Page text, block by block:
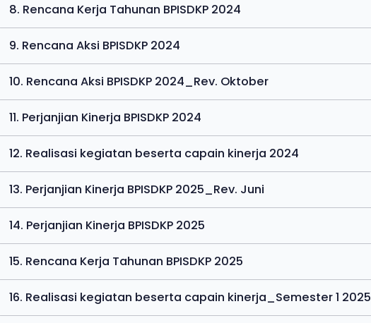
8. Rencana Kerja Tahunan BPISDKP 2024
9. Rencana Aksi BPISDKP 2024
10. Rencana Aksi BPISDKP 2024_Rev. Oktober
11. Perjanjian Kinerja BPISDKP 2024
12. Realisasi kegiatan beserta capain kinerja 2024
13. Perjanjian Kinerja BPISDKP 2025_Rev. Juni
14. Perjanjian Kinerja BPISDKP 2025
15. Rencana Kerja Tahunan BPISDKP 2025
16. Realisasi kegiatan beserta capain kinerja_Semester 1 2025